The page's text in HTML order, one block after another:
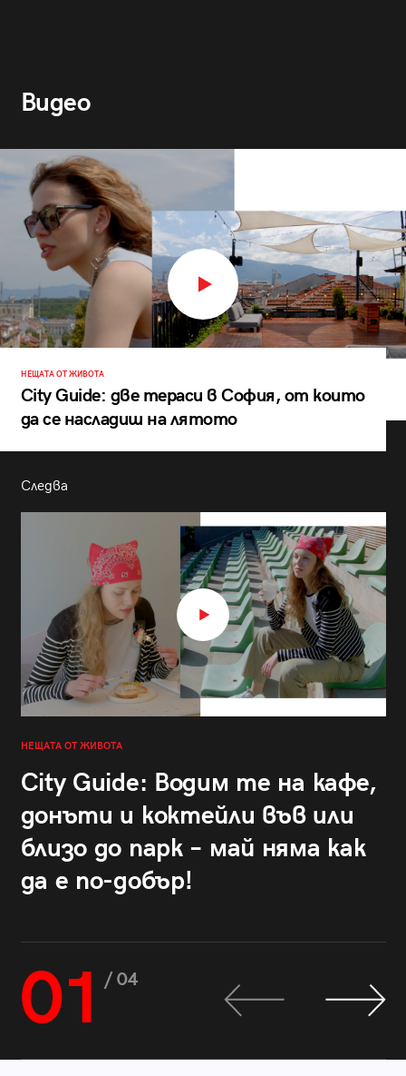
Видео
НЕЩАТА ОТ ЖИВОТА
City Guide: две тераси в София, от които
да се насладиш на лятото
Следва
НЕЩАТА ОТ ЖИВОТА
City Guide: Водим те на кафе,
донъти и коктейли във или
близо до парк – май няма как
да е по-добър!
01 / 04